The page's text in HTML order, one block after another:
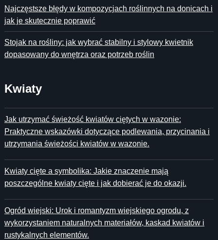
Najczęstsze błędy w kompozycjach roślinnych na donicach i
jak je skutecznie poprawić
Stojak na rośliny: jak wybrać stabilny i stylowy kwietnik
dopasowany do wnętrza oraz potrzeb roślin
Kwiaty
Jak utrzymać świeżość kwiatów ciętych w wazonie:
Praktyczne wskazówki dotyczące podlewania, przycinania i
utrzymania świeżości kwiatów w wazonie.
Kwiaty cięte a symbolika: Jakie znaczenie mają
poszczególne kwiaty cięte i jak dobierać je do okazji.
Ogród wiejski: Urok i romantyzm wiejskiego ogrodu, z
wykorzystaniem naturalnych materiałów, kaskad kwiatów i
rustykalnych elementów.